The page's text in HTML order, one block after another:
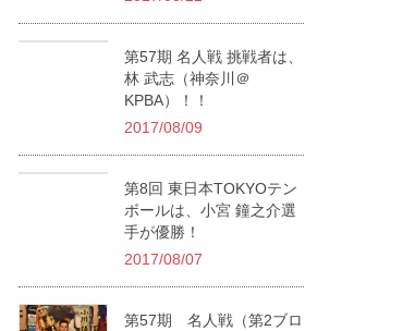
第57期 名人戦 挑戦者は、
林 武志（神奈川＠
KPBA）！！
2017/08/09
第8回 東日本TOKYOテン
ボールは、小宮 鐘之介選
手が優勝！
2017/08/07
第57期 名人戦（第2ブロ